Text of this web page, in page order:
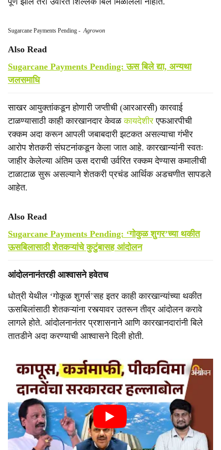
Sugarcane Payments Pending -Agrowon
Also Read
Sugarcane Payments Pending: ऊस बिले द्या, अन्यथा
जलसमाधि
साखर आयुक्तांकडून होणारी जप्तीची (आरआरसी) कारवाई
टाळण्यासाठी काही कारखानदार केवळकायदेशीरएफआरपीची
रक्कम अदा करून आपली जबाबदारी झटकत असल्याचा गंभीर
आरोप शेतकरी संघटनांकडून केला जात आहे. कारखान्यांनी स्वतः
जाहीर केलेल्या अंतिम ऊस दराची उर्वरित रक्कम देण्यास कमालीची
टाळाटाळ सुरू असल्याने शेतकरी प्रचंड आर्थिक अडचणीत सापडले
आहेत.
Also Read
Sugarcane Payments Pending: ‘गोकुळ शुगर’च्या थकीत
ऊसबिलासाठी शेतकऱ्यांचे कुटुंबासह आंदोलन
आंदोलनानंतरही आश्वासने हवेतच
धोत्री येथील ‘गोकूळ शुगर्स’सह इतर काही कारखान्यांच्या थकीत
ऊसबिलांसाठी शेतकऱ्यांना रस्त्यावर उतरून तीव्र आंदोलन करावे
लागले होते. आंदोलनानंतर प्रशासनाने आणि कारखानदारांनी बिले
तातडीने अदा करण्याची आश्वासने दिली होती.